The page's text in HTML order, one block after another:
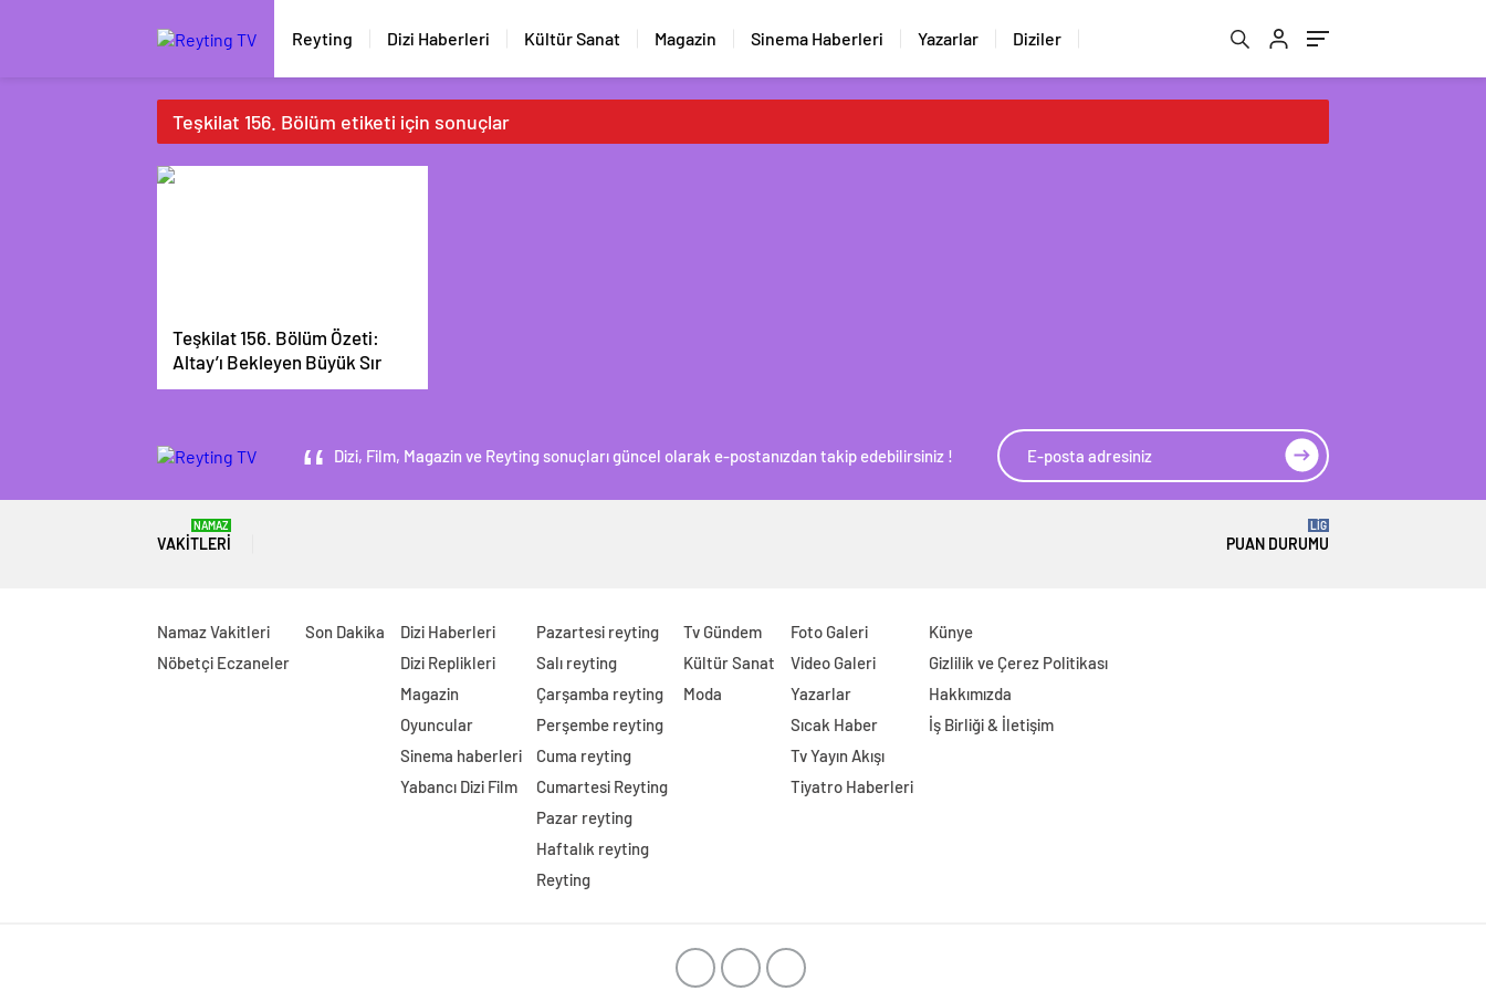
Reyting Dizi Haberleri Kültür Sanat Magazin Sinema Haberleri Yazarlar Diziler
Teşkilat 156. Bölüm etiketi için sonuçlar
Teşkilat 156. Bölüm Özeti:
Altay’ı Bekleyen Büyük Sır
Dizi, Film, Magazin ve Reyting sonuçları güncel olarak e-postanızdan takip edebilirsiniz !
VAKITLERI
NAMAZ
PUAN DURUMU
LİG
Namaz Vakitleri
Nöbetçi Eczaneler
Son Dakika
Dizi Haberleri
Dizi Replikleri
Magazin
Oyuncular
Sinema haberleri
Yabancı Dizi Film
Pazartesi reyting
Salı reyting
Çarşamba reyting
Perşembe reyting
Cuma reyting
Cumartesi Reyting
Pazar reyting
Haftalık reyting
Reyting
Tv Gündem
Kültür Sanat
Moda
Foto Galeri
Video Galeri
Yazarlar
Sıcak Haber
Tv Yayın Akışı
Tiyatro Haberleri
Künye
Gizlilik ve Çerez Politikası
Hakkımızda
İş Birliği & İletişim